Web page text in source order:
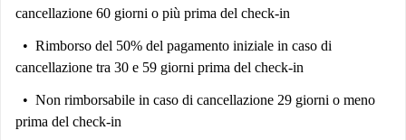
cancellazione 60 giorni o più prima del check-in
Rimborso del 50% del pagamento iniziale in caso di
cancellazione tra 30 e 59 giorni prima del check-in
Non rimborsabile in caso di cancellazione 29 giorni o meno
prima del check-in